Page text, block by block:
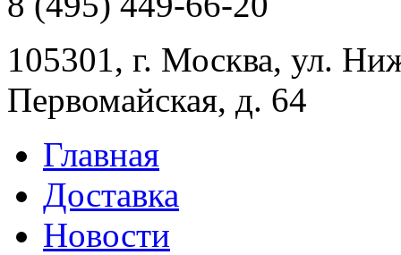
105301, г. Москва, ул.
Первомайская, д. 64
Главная
Доставка
Новости